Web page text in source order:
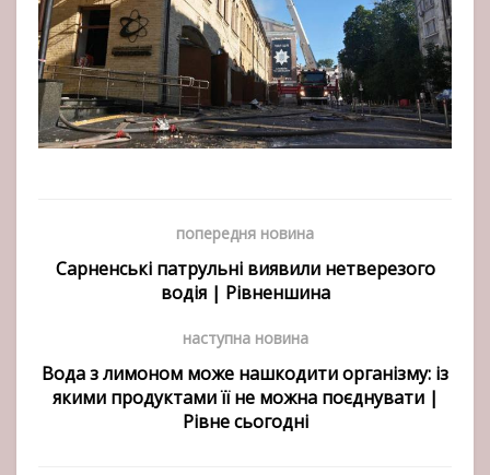
попередня новина
Сарненські патрульні виявили нетверезого
водія | Рівненшина
наступна новина
Вода з лимоном може нашкодити організму: із
якими продуктами її не можна поєднувати |
Рівне сьогодні